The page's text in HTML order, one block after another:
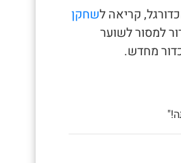
שחקן
למסור לשוער
מחדש.